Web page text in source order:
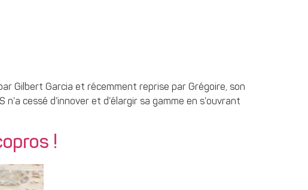
Gilbert Garcia et récemment reprise par Grégoire, son
cessé d’innover et d’élargir sa gamme en s’ouvrant
!